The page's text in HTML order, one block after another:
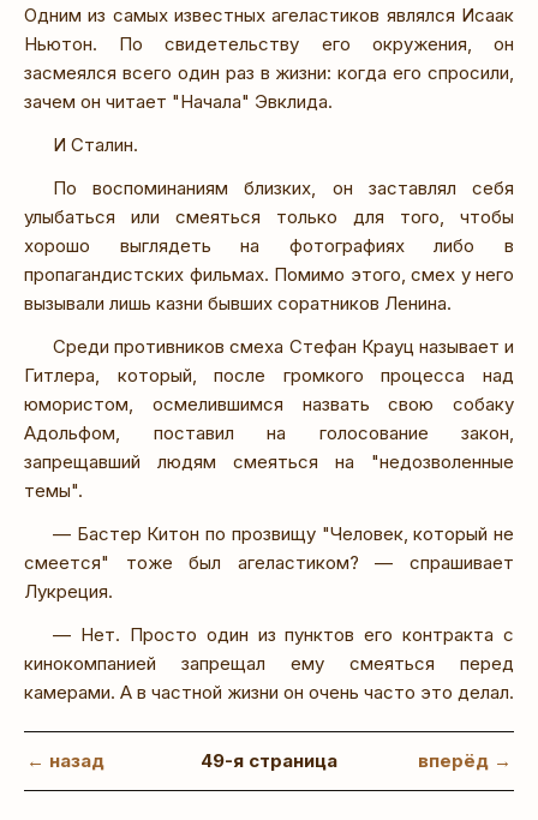
Одним из самых известных агеластиков являлся Исаак
Ньютон. По свидетельству его окружения, он
засмеялся всего один раз в жизни: когда его спросили,
зачем он читает "Начала" Эвклида.
И Сталин.
По воспоминаниям близких, он заставлял себя
улыбаться или смеяться только для того, чтобы
хорошо выглядеть на фотографиях либо в
пропагандистских фильмах. Помимо этого, смех у него
вызывали лишь казни бывших соратников Ленина.
Среди противников смеха Стефан Крауц называет и
Гитлера, который, после громкого процесса над
юмористом, осмелившимся назвать свою собаку
Адольфом, поставил на голосование закон,
запрещавший людям смеяться на "недозволенные
темы".
— Бастер Китон по прозвищу "Человек, который не
смеется" тоже был агеластиком? — спрашивает
Лукреция.
— Нет. Просто один из пунктов его контракта с
кинокомпанией запрещал ему смеяться перед
камерами. А в частной жизни он очень часто это делал.
← назад 49-я страница вперёд →